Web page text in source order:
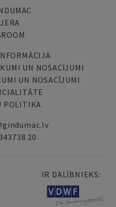
UN NOSACĪJUMI
UN NOSACĪJUMI
POLITIKA
20
IR DALĪBNIEKS: